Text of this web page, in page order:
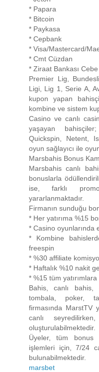
* Papara
* Bitcoin
* Paykasa
* Cepbank
* Visa/Mastercard/
* Cmt Cüzdan
* Ziraat Bankası
Premier Lig,
Ligi, Lig 1, Serie A,
kupon yapan
kombine ve sistem
Casino ve canlı
yaşayan
Quickspin, Netent,
oyun sağlayıcı ile
Marsbahis Bonus
Marsbahis canlı
bonuslarla
ise, farklı
yararlanmaktadır.
Firmanın sunduğu
* Her yatırıma %15
* Casino oyunlarında
* Kombine
freespin
* %30 affiliate
* Haftalık %10 nakit
* %15 tüm
Bahis, canlı bahis,
tombala, poker,
firmasında MarstTV
canlı
oluşturulabilmektedir.
Üyeler, tüm bonus
işlemleri için, 7/24
bulunabilmektedir.
marsbet